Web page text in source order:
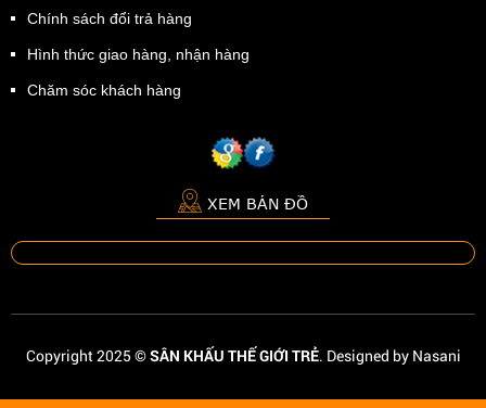
Chính sách đổi trả hàng
Hình thức giao hàng, nhận hàng
Chăm sóc khách hàng
XEM BẢN ĐỒ
Copyright 2025 ©SÂN KHẤU THẾ GIỚI TRẺ. Designed by Nasani